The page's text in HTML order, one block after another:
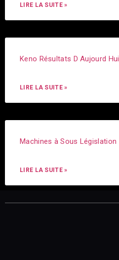
LIRE LA SUITE »
Keno Résultats D Aujourd Hui
LIRE LA SUITE »
Machines à Sous Législation
LIRE LA SUITE »